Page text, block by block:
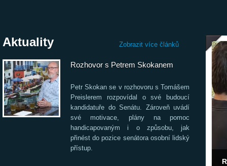
Aktuality Zobrazit více článků
Rozhovor s Petrem Skokanem
Petr Skokan se v rozhovoru s Tomášem
Preislerem rozpovídal o své budoucí
kandidatuře do Senátu. Zároveň uvádí
své motivace, plány na pomoc
handicapovaným i o způsobu, jak
přinést do pozice senátora osobní lidský
přístup.